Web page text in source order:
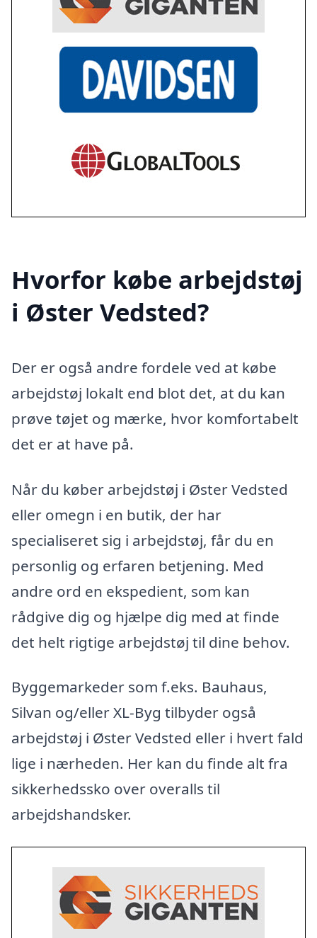
Hvorfor købe arbejdstøj
i Øster Vedsted?
Der er også andre fordele ved at købe
arbejdstøj lokalt end blot det, at du kan
prøve tøjet og mærke, hvor komfortabelt
det er at have på.
Når du køber arbejdstøj i Øster Vedsted
eller omegn i en butik, der har
specialiseret sig i arbejdstøj, får du en
personlig og erfaren betjening. Med
andre ord en ekspedient, som kan
rådgive dig og hjælpe dig med at finde
det helt rigtige arbejdstøj til dine behov.
Byggemarkeder som f.eks. Bauhaus,
Silvan og/eller XL-Byg tilbyder også
arbejdstøj i Øster Vedsted eller i hvert fald
lige i nærheden. Her kan du finde alt fra
sikkerhedssko over overalls til
arbejdshandsker.